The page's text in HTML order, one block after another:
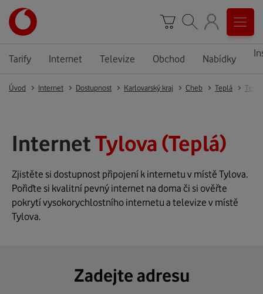
Tarify Internet Televize Obchod Nabídky
Úvod Internet Dostupnost Karlovarský kraj Cheb Teplá Teplá
InternetTylova (Teplá)
Zjistěte si dostupnost připojení k internetu v místě Tylova.
Pořiďte si kvalitní pevný internet na doma či si ověřte
pokrytí vysokorychlostního internetu a televize v místě
Tylova.
Zadejte adresu